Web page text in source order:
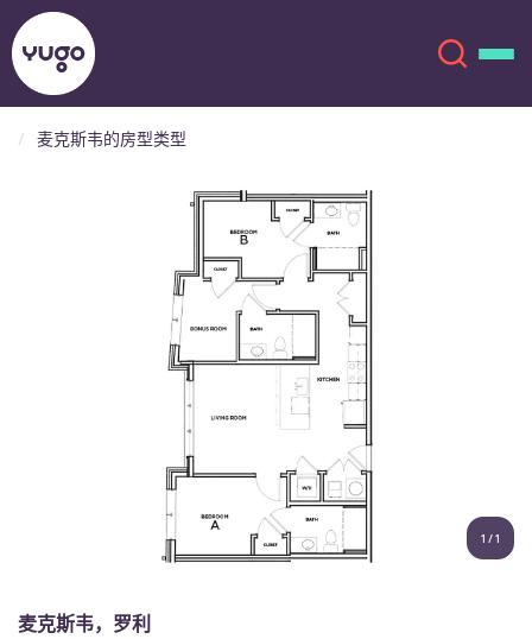
账户
English (GB)
选择一个国家
立即预订
English (GB)
English (US)
Chinese Español
Català Deutsch
Italian French
麦克斯韦的房型类型
1 /1
麦克斯韦，罗利